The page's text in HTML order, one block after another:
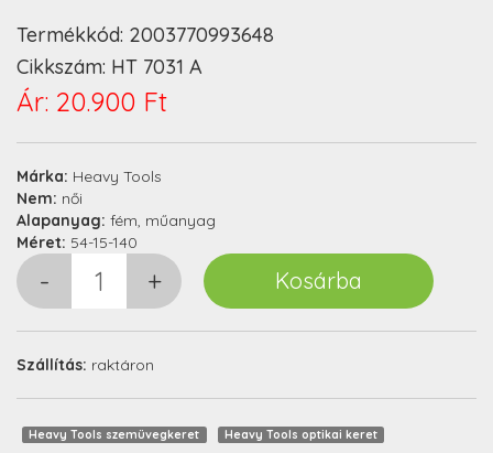
Termékkód: 2003770993648
Cikkszám: HT 7031 A
Ár: 20.900 Ft
Márka: Heavy Tools
Nem: női
Alapanyag: fém, műanyag
Méret: 54-15-140
Szállítás: raktáron
Heavy Tools szemüvegkeret
Heavy Tools optikai keret